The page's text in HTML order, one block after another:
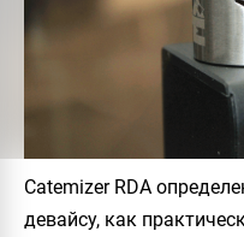
Catemizer RDA
девайсу, как